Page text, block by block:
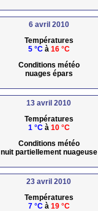
6 avril 2010
Températures
5 °Cà 16 °C
Conditions météo
nuages épars
13 avril 2010
Températures
1 °Cà 10 °C
Conditions météo
nuit partiellement nuageuse
23 avril 2010
Températures
7 °Cà 19 °C